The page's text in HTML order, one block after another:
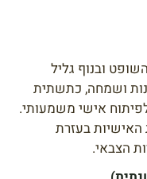
ובנוף גליל
ושמחה, כתשתית
אישי משמעותי.
בעזרת
הצבאי.